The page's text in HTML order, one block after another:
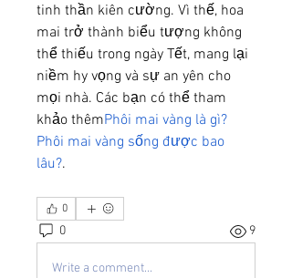
tinh thần kiên cường. Vì thế, hoa
mai trở thành biểu tượng không
thể thiếu trong ngày Tết, mang lại
niềm hy vọng và sự an yên cho
mọi nhà. Các bạn có thể tham
khảo thêmPhôi mai vàng là gì?
Phôi mai vàng sống được bao
lâu?.
0
0 9
Write a comment...